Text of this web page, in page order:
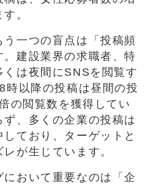
。
う一つの盲点は「投稿頻
。建設業界の求職者、特
くは夜間にSNSを閲覧す
時以降の投稿は昼間の投
の閲覧数を獲得してい
ず、多くの企業の投稿は
ており、ターゲットと
が生じています。
において重要なのは「企